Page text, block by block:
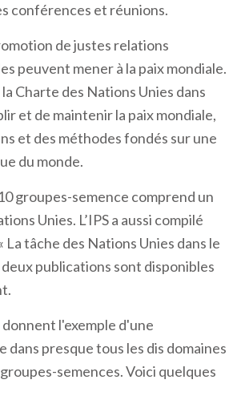
conférences et réunions.
de justes relations
peuvent mener à la paix mondiale.
Charte des Nations Unies dans
et de maintenir la paix mondiale,
et des méthodes fondés sur une
du monde.
groupes-semence comprend un
Unies. L’IPS a aussi compilé
La tâche des Nations Unies dans le
deux publications sont disponibles
l'exemple d'une
dans presque tous les dis domaines
semences. Voici quelques